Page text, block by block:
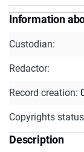
Information
Custodian:
Redactor:
Record creation:
Copyrights
Description